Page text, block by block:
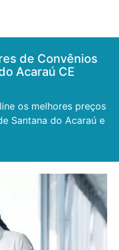
de Convênios
Acaraú CE
os melhores preços
Santana do Acaraú e